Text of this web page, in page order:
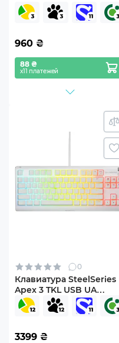
(CNS-HKBW03BG)
960 ₴
88 ₴
х11 платежей
0
Клавиатура SteelSeries
Apex 3 TKL USB UA
White (64819)
3399 ₴